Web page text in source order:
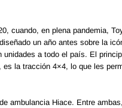
cuando, en plena pandemia,
un año antes sobre la
unidades a todo el país. El
es la tracción 4×4, lo que les
ambulancia Hiace. Entre